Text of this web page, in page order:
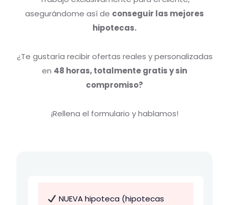
asegurándome así de conseguir las mejores
hipotecas.
¿Te gustaría recibir ofertas reales y personalizadas
en 48 horas, totalmente gratis y sin
compromiso?
¡Rellena el formulario y hablamos!
NUEVA hipoteca (hipotecas